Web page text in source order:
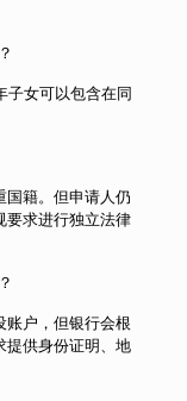
子女可以包含在同
国籍。但申请人仍
要求进行独立法律
账户，但银行会根
提供身份证明、地